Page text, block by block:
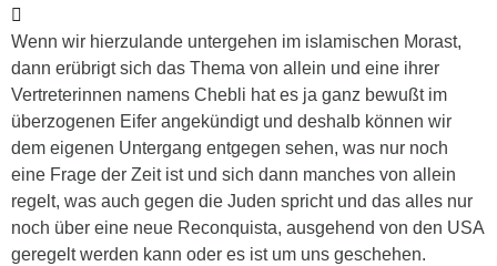
Wenn wir hierzulande untergehen im islamischen Morast,
dann erübrigt sich das Thema von allein und eine ihrer
Vertreterinnen namens Chebli hat es ja ganz bewußt im
überzogenen Eifer angekündigt und deshalb können wir
dem eigenen Untergang entgegen sehen, was nur noch
eine Frage der Zeit ist und sich dann manches von allein
regelt, was auch gegen die Juden spricht und das alles nur
noch über eine neue Reconquista, ausgehend von den USA
geregelt werden kann oder es ist um uns geschehen.